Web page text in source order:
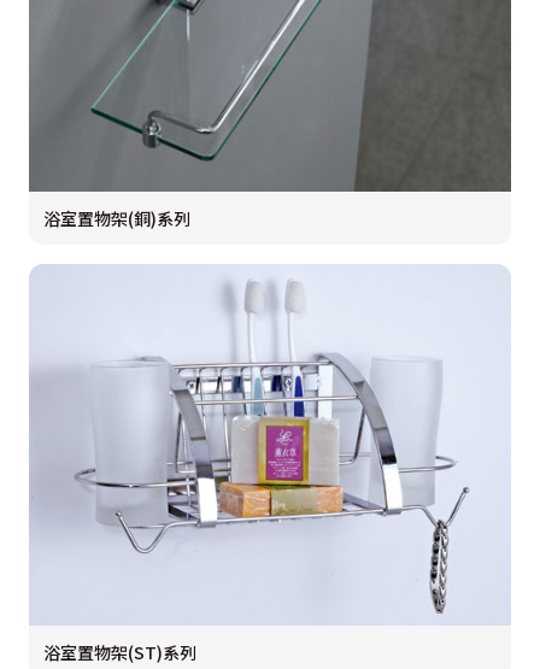
浴室置物架(銅)系列
浴室置物架(ST)系列